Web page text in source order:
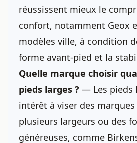
réussissent mieux le
confort, notamment Geox
modèles ville, à condition
forme avant-pied et la
Quelle marque choisir
pieds larges ? — Les pieds
intérêt à viser des
plusieurs largeurs ou des
généreuses, comme